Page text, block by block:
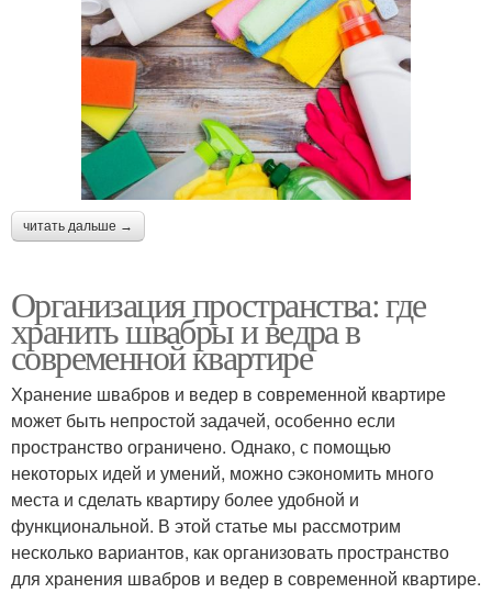
читать дальше →
Организация пространства: где
хранить швабры и ведра в
современной квартире
Хранение швабров и ведер в современной квартире
может быть непростой задачей, особенно если
пространство ограничено. Однако, с помощью
некоторых идей и умений, можно сэкономить много
места и сделать квартиру более удобной и
функциональной. В этой статье мы рассмотрим
несколько вариантов, как организовать пространство
для хранения швабров и ведер в современной квартире.